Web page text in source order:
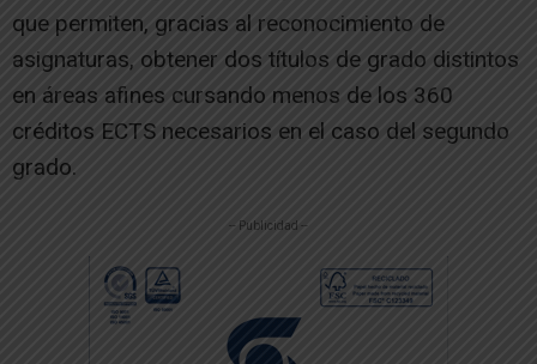
que permiten, gracias al reconocimiento de
asignaturas, obtener dos títulos de grado distintos
en áreas afines cursando menos de los 360
créditos ECTS necesarios en el caso del segundo
grado.
-- Publicidad --